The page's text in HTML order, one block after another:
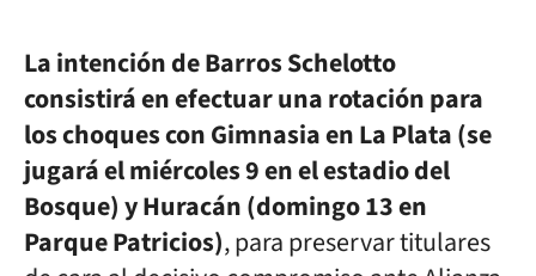
La intención de Barros Schelotto
consistirá en efectuar una rotación para
los choques con Gimnasia en La Plata (se
jugará el miércoles 9 en el estadio del
Bosque) y Huracán (domingo 13 en
Parque Patricios), para preservar titulares